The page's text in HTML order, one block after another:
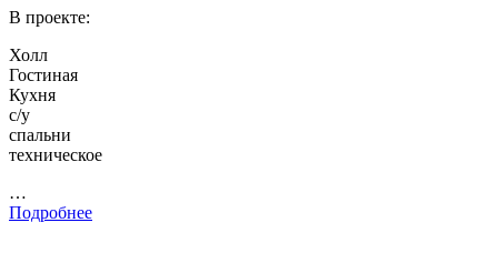
В проекте:
Холл
Гостиная
Кухня
с/у
спальни
техническое
…
Подробнее